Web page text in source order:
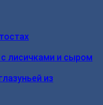
лисичками и сыром
из